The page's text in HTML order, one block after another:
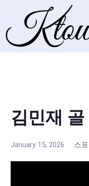
김민재
January 15, 2026 스